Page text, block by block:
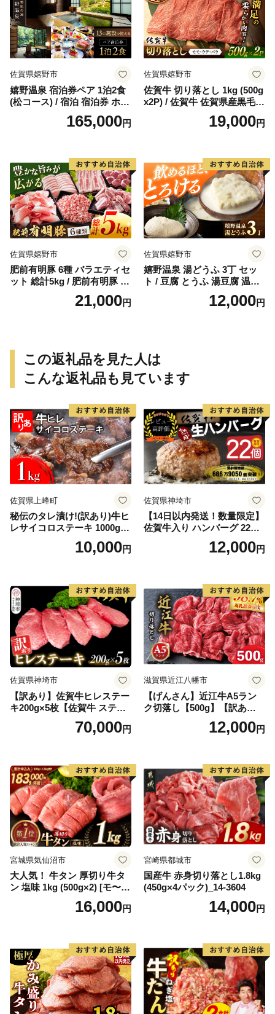
佐賀県嬉野市
嬉野温泉 宿泊券ペア 1泊2食
(松コース) / 宿泊 宿泊券 ホテ
ル 旅館 温泉 嬉野温泉 旅行
観光 佐賀 嬉野【嬉野温泉 旅
165,000円
佐賀県嬉野市
佐賀牛 切り落とし 1kg (500g
x2P) / 佐賀牛 佐賀県産黒毛和
牛 牛肉 切り落とし 切落し
【桑原畜産】 ［NAB027］
19,000円
佐賀県嬉野市
肥前有明豚 6種 バラエティセ
ット 総計5kg / 肥前有明豚 豚
肉 豚 切り落とし きりおとし
ミンチ ロース ヒレカツ バラ
21,000円
佐賀県嬉野市
嬉野温泉 湯どうふ 3丁 セッ
ト / 豆腐 とうふ 湯豆腐 温泉
湯豆腐 嬉野温泉 九州 佐賀 嬉
野【藤川とうふ店】 [NBT00
12,000円
この返礼品を見た人は
こんな返礼品も見ています
佐賀県上峰町
秘伝のタレ漬け!(訳あり)牛ヒ
レサイコロステーキ 1000g
10,000円
佐賀県神埼市
【14日以内発送！数量限定】
佐賀牛入り ハンバーグ 22個
2.6kg(120g×22個)【佐賀牛
黒毛和牛 ブランド牛 九州 ハ
気】(H083106)
12,000円
佐賀県神埼市
【訳あり】佐賀牛ヒレステー
キ200g×5枚【佐賀牛 ステー
キ ブランド肉 ヒレ肉 フィレ
肉 ジューシー ヘルシー】(H0
70,000円
滋賀県近江八幡市
【げんさん】近江牛A5ラン
ク切落し【500g】【訳あり】
12,000円
宮城県気仙沼市
大人気！ 牛タン 厚切り牛タ
ン 塩味 1kg (500g×2) [モ〜ラ
ンド 宮城県 気仙沼市 205646
60] 肉 牛肉 精肉 牛たん 牛タ
16,000円
宮崎県都城市
国産牛 赤身切り落とし1.8kg
(450g×4パック)_14-3604
14,000円